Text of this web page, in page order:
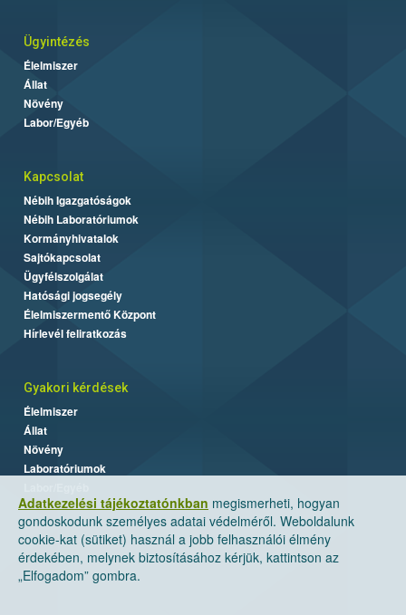
Adatkezelési tájékoztatónkban megismerheti, hogyan
gondoskodunk személyes adatai védelméről. Weboldalunk
cookie-kat (sütiket) használ a jobb felhasználói élmény
érdekében, melynek biztosításához kérjük, kattintson az
„Elfogadom” gombra.
Ügyintézés
Élelmiszer
Állat
Növény
Labor/Egyéb
Kapcsolat
Nébih Igazgatóságok
Nébih Laboratóriumok
Kormányhivatalok
Sajtókapcsolat
Ügyfélszolgálat
Hatósági jogsegély
Élelmiszermentő Központ
Hírlevél feliratkozás
Gyakori kérdések
Élelmiszer
Állat
Növény
Laboratóriumok